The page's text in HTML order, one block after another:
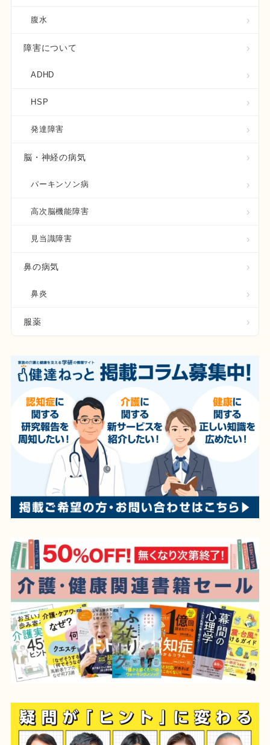
腹水
障害について
ADHD
HSP
発達障害
脳・神経の病気
パーキンソン病
高次脳機能障害
見当識障害
鼻の病気
鼻炎
服薬